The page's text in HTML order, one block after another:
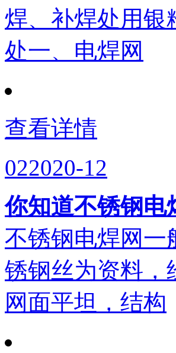
焊、补焊处用银
处一、电焊网
查看详情
022020-12
你知道不锈钢电
不锈钢电焊网一
锈钢丝为资料，
网面平坦，结构